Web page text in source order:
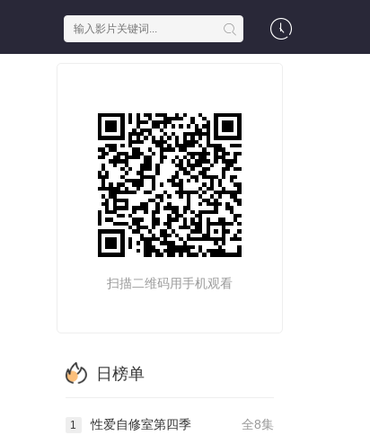
扫描二维码用手机观看
日榜单
全8集
1 性爱自修室第四季